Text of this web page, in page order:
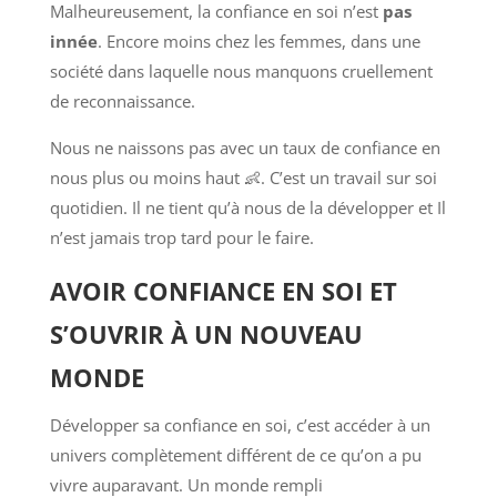
Malheureusement, la confiance en soi n’est pas
innée. Encore moins chez les femmes, dans une
société dans laquelle nous manquons cruellement
de reconnaissance.
Nous ne naissons pas avec un taux de confiance en
nous plus ou moins haut 👶. C’est un travail sur soi
quotidien. Il ne tient qu’à nous de la développer et Il
n’est jamais trop tard pour le faire.
AVOIR CONFIANCE EN SOI ET
S’OUVRIR À UN NOUVEAU
MONDE
Développer sa confiance en soi, c’est accéder à un
univers complètement différent de ce qu’on a pu
vivre auparavant. Un monde rempli